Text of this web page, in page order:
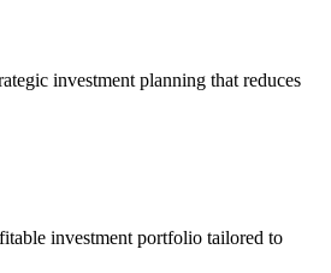
investment planning that reduces
investment portfolio tailored to